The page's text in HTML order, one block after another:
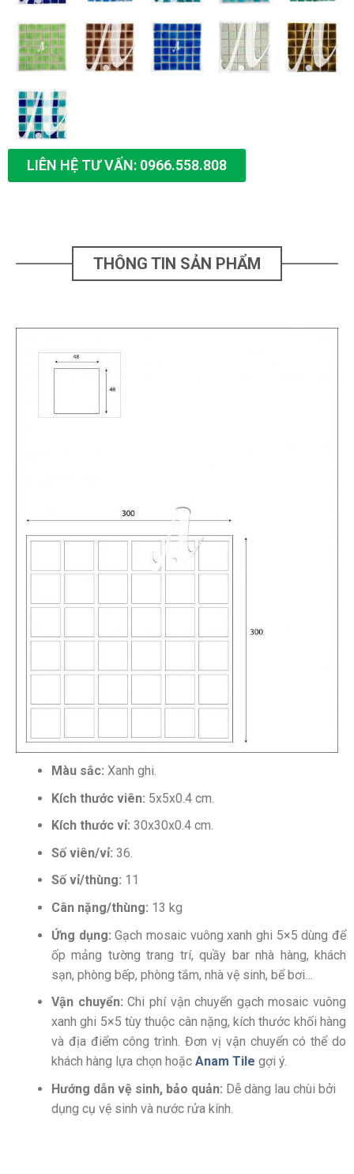
LIÊN HỆ TƯ VẤN: 0966.558.808
THÔNG TIN SẢN PHẨM
Màu sắc: Xanh ghi.
Kích thước viên: 5x5x0.4 cm.
Kích thước vỉ: 30x30x0.4 cm.
Số viên/vỉ: 36.
Số vỉ/thùng: 11
Cân nặng/thùng: 13 kg
Ứng dụng: Gạch mosaic vuông xanh ghi 5×5 dùng để
ốp mảng tường trang trí, quầy bar nhà hàng, khách
sạn, phòng bếp, phòng tắm, nhà vệ sinh, bể bơi…
Vận chuyển: Chi phí vận chuyển gạch mosaic vuông
xanh ghi 5×5 tùy thuộc cân nặng, kích thước khối hàng
và địa điểm công trình. Đơn vị vận chuyển có thể do
khách hàng lựa chọn hoặc Anam Tile gợi ý.
Hướng dẫn vệ sinh, bảo quản: Dễ dàng lau chùi bởi
dụng cụ vệ sinh và nước rửa kính.